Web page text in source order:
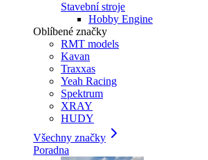
Stavební stroje
Hobby Engine
Oblíbené značky
RMT models
Kavan
Traxxas
Yeah Racing
Spektrum
XRAY
HUDY
Všechny značky
Poradna